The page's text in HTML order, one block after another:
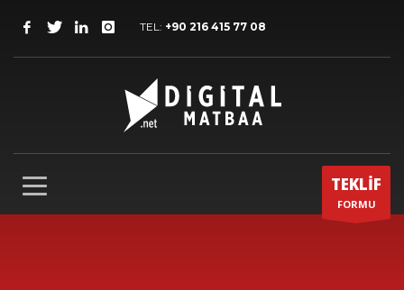
TEL: +90 216 415 77 08
TEKLİF
FORMU